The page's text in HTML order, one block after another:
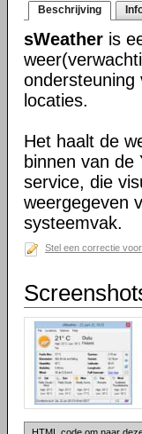
Beschrijving
sWeather is
ondersteuning
locaties.
Het haalt de
binnen van de
service, die
weergegeven
systeemvak.
Stel een correctie voor